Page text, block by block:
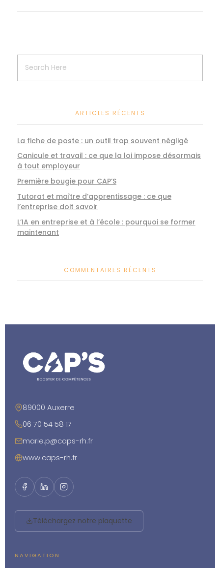
ARTICLES RÉCENTS
La fiche de poste : un outil trop souvent négligé
Canicule et travail : ce que la loi impose désormais
à tout employeur
Première bougie pour CAP’S
Tutorat et maître d’apprentissage : ce que
l’entreprise doit savoir
L’IA en entreprise et à l’école : pourquoi se former
maintenant
COMMENTAIRES RÉCENTS
89000 Auxerre
06 70 54 58 17
marie.p@caps-rh.fr
www.caps-rh.fr
Téléchargez notre plaquette
NAVIGATION